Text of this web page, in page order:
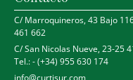
C/ Marroquineros, 43 Bajo
461 662
C/ San Nicolas Nueve, 23-25
Tel.: - (+34) 955 630 174